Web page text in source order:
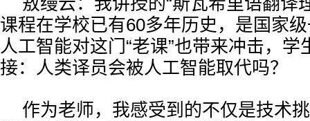
课程在学校已有60多年历史，是国家
人工智能对这门“老课”也带来冲击，学
接：人类译员会被人工智能取代吗？
作为老师，我感受到的不仅是技术